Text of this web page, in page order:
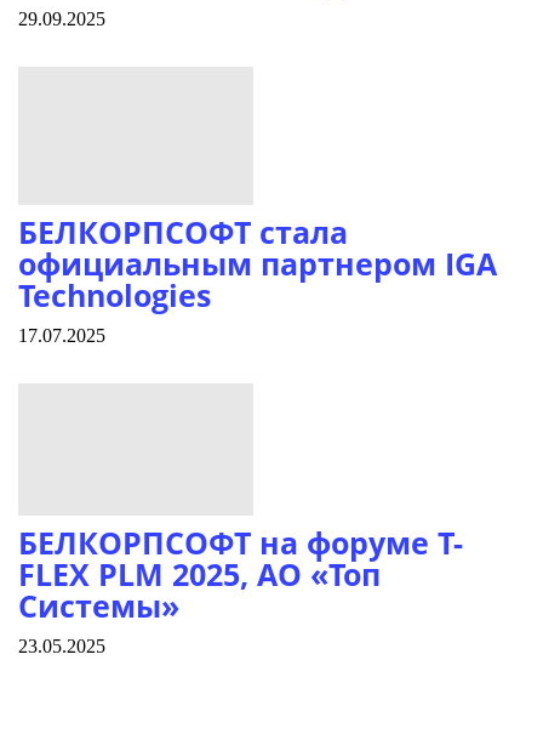
29.09.2025
БЕЛКОРПСОФТ стала
официальным партнером IGA
Technologies
17.07.2025
БЕЛКОРПСОФТ на форуме T-
FLEX PLM 2025, АО «Топ
Системы»
23.05.2025